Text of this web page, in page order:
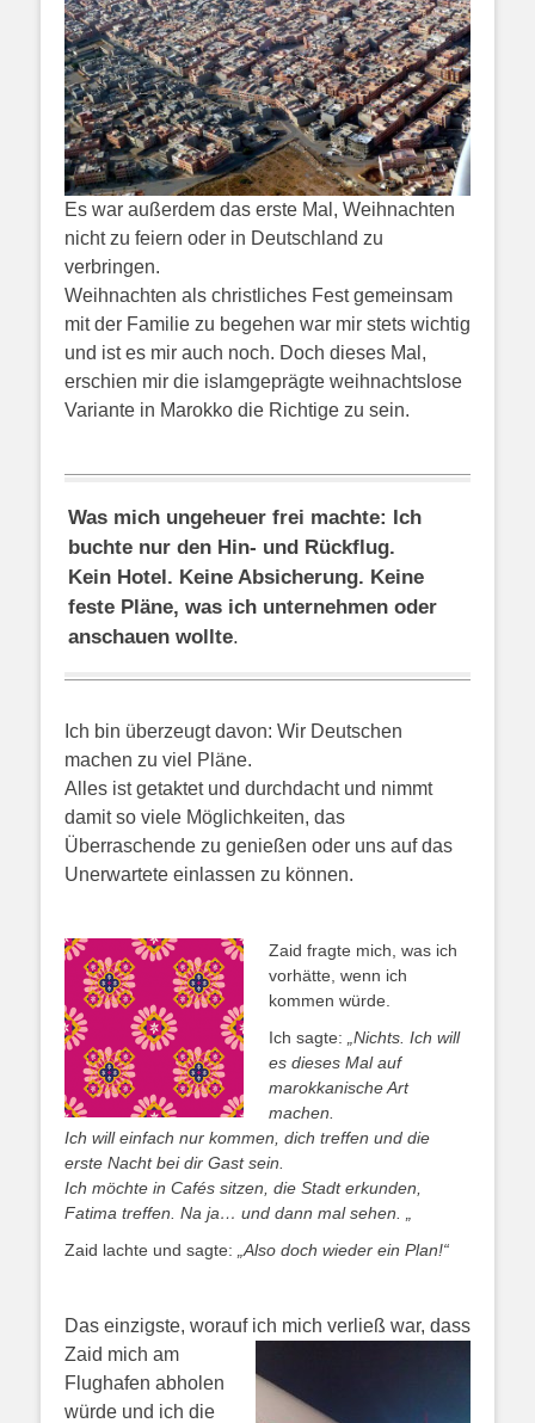
Es war außerdem das erste Mal, Weihnachten
nicht zu feiern oder in Deutschland zu
verbringen.
Weihnachten als christliches Fest gemeinsam
mit der Familie zu begehen war mir stets wichtig
und ist es mir auch noch. Doch dieses Mal,
erschien mir die islamgeprägte weihnachtslose
Variante in Marokko die Richtige zu sein.
Was mich ungeheuer frei machte: Ich
buchte nur den Hin- und Rückflug.
Kein Hotel. Keine Absicherung. Keine
feste Pläne, was ich unternehmen oder
anschauen wollte.
Ich bin überzeugt davon: Wir Deutschen
machen zu viel Pläne.
Alles ist getaktet und durchdacht und nimmt
damit so viele Möglichkeiten, das
Überraschende zu genießen oder uns auf das
Unerwartete einlassen zu können.
Zaid fragte mich, was ich
vorhätte, wenn ich
kommen würde.
Ich sagte:
„Nichts. Ich will
es dieses Mal auf
marokkanische Art
machen.
Ich will einfach nur kommen, dich treffen und die
erste Nacht bei dir Gast sein.
Ich möchte in Cafés sitzen, die Stadt erkunden,
Fatima treffen. Na ja… und dann mal sehen. „
Zaid lachte und sagte:
„Also doch wieder ein Plan!“
Das einzigste, worauf ich mich verließ war, dass
Zaid mich am
Flughafen abholen
würde und ich die